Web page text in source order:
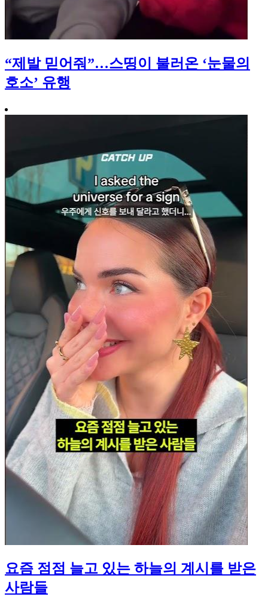
“제발 믿어줘”…스띵이 불러온 ‘눈물의
호소’ 유행
요즘 점점 늘고 있는 하늘의 계시를 받은
사람들